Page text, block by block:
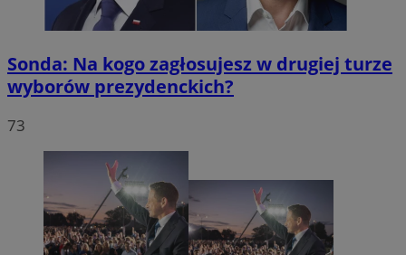
Sonda: Na kogo zagłosujesz w drugiej turze
wyborów prezydenckich?
73